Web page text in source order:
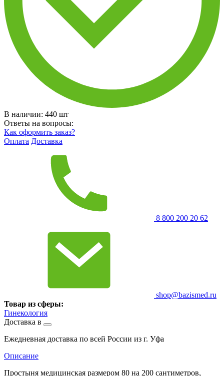
В наличии: 440 шт
Ответы на вопросы:
Как оформить заказ?
Оплата Доставка
8 800 200 20 62
shop@bazismed.ru
Товар из сферы:
Гинекология
Доставка в
Ежедневная доставка по всей России из г. Уфа
Описание
Простыня медицинская размером 80 на 200 сантиметров,